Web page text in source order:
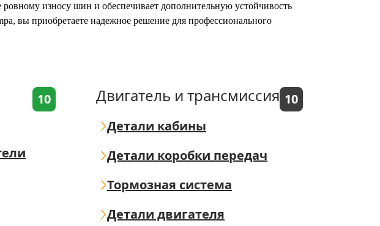
износу шин и обеспечивает дополнительную устойчивость
вы приобретаете надежное решение для профессионального
10 Двигатель и трансмиссия 10
Детали кабины
Детали коробки передач
Тормозная система
Детали двигателя